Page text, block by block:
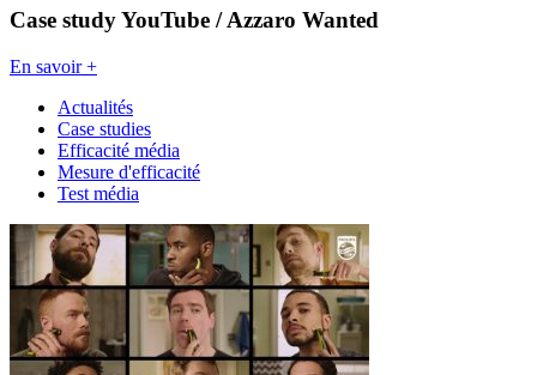
Case study YouTube / Azzaro Wanted
En savoir +
Actualités
Case studies
Efficacité média
Mesure d'efficacité
Test média